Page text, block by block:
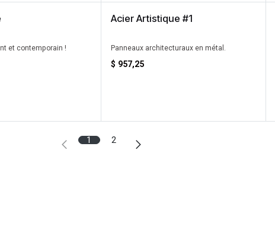
et contemporain !
Acier Artistique #1
Panneaux architecturaux en métal.
$ 957,25
1 2